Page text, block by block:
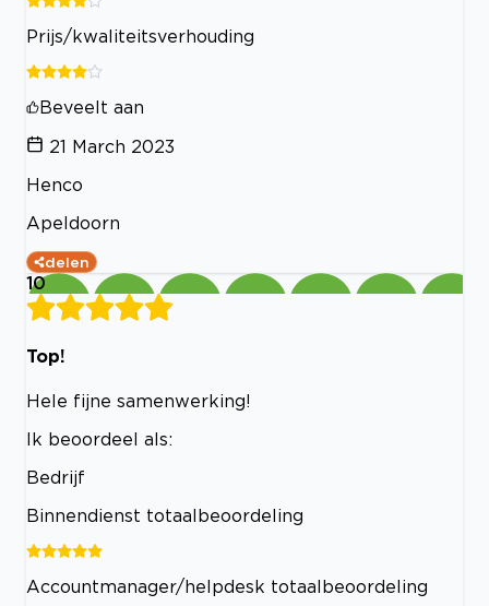
Prijs/kwaliteitsverhouding
Beveelt aan
21 March 2023
Henco
Apeldoorn
delen
10
Top!
Hele fijne samenwerking!
Ik beoordeel als:
Bedrijf
Binnendienst totaalbeoordeling
Accountmanager/helpdesk totaalbeoordeling